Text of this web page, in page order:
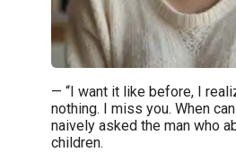
— “I want it like before, I
nothing. I miss you. When
naively asked the man who
children.